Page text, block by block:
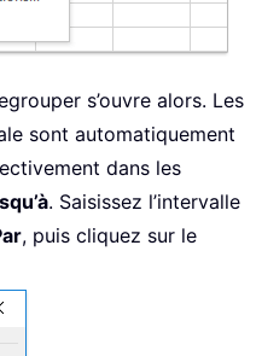
s’ouvre alors. Les
sont automatiquement
dans les
. Saisissez l’intervalle
, puis cliquez sur le